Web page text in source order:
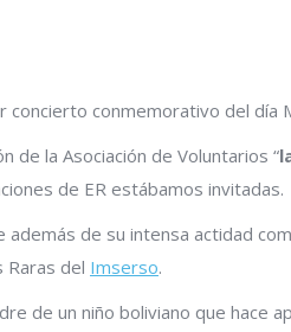
concierto conmemorativo del día
de la Asociación de Voluntarios “
de ER estábamos invitadas.
de su intensa actidad
Raras del Imserso.
de un niño boliviano que hace